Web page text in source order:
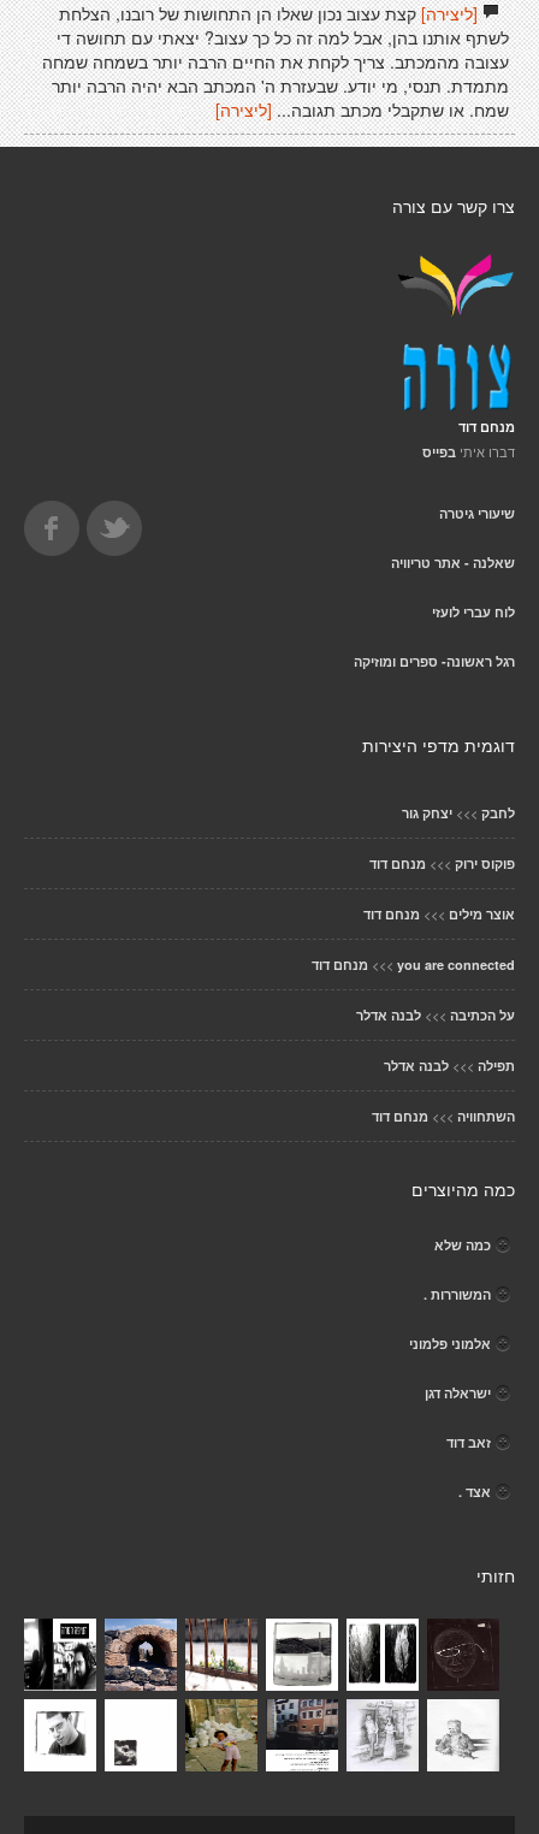
[ליצירה]קצת עצוב נכון שאלו הן התחושות של רובנו, הצלחת
לשתף אותנו בהן, אבל למה זה כל כך עצוב? יצאתי עם תחושה די
עצובה מהמכתב. צריך לקחת את החיים הרבה יותר בשמחה שמחה
מתמדת. תנסי, מי יודע. שבעזרת ה' המכתב הבא יהיה הרבה יותר
שמח. או שתקבלי מכתב תגובה...[ליצירה]
צרו קשר עם צורה
מנחם דוד
דברו איתי בפייס
שיעורי גיטרה
שאלנה - אתר טריוויה
לוח עברי לועזי
רגל ראשונה- ספרים ומוזיקה
דוגמית מדפי היצירות
לחבק >>> יצחק גור
פוקוס ירוק >>> מנחם דוד
אוצר מילים >>> מנחם דוד
you are connected
>>> מנחם דוד
על הכתיבה >>> לבנה אדלר
תפילה >>> לבנה אדלר
השתחוויה >>> מנחם דוד
כמה מהיוצרים
כמה שלא
המשוררות .
אלמוני פלמוני
ישראלה דגן
זאב דוד
אצד .
חזותי